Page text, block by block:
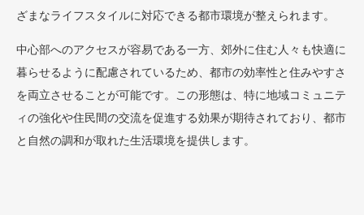
ざまなライフスタイルに対応できる都市環境が整えられます。
中心部へのアクセスが容易である一方、郊外に住む人々も快適に
暮らせるように配慮されているため、都市の効率性と住みやすさ
を両立させることが可能です。この形態は、特に地域コミュニテ
ィの強化や住民間の交流を促進する効果が期待されており、都市
と自然の調和が取れた生活環境を提供します。